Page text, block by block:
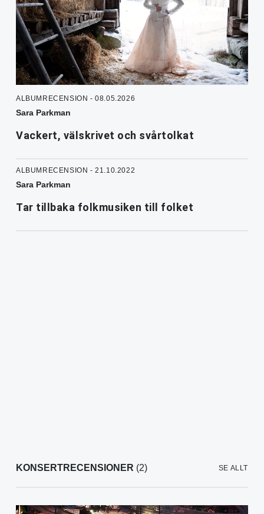
ALBUMRECENSION - 08.05.2026
Sara Parkman
Vackert, välskrivet och svårtolkat
ALBUMRECENSION - 21.10.2022
Sara Parkman
Tar tillbaka folkmusiken till folket
KONSERTRECENSIONER (2) SE ALLT